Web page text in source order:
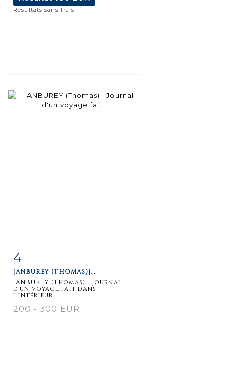
Résultats sans frais
détaillée
4
[ANBUREY (THOMAS)]....
[ANBUREY (Thomas)]. Journal
d'un voyage fait dans
l'intérieur...
200 - 300 EUR